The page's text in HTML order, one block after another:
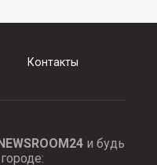
Контакты
и будь